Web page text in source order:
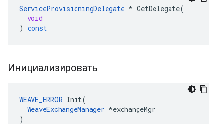
ServiceProvisioningDelegate * GetDelegate(
void
) const
Инициализировать
WEAVE_ERROR Init(
WeaveExchangeManager *exchangeMgr
)